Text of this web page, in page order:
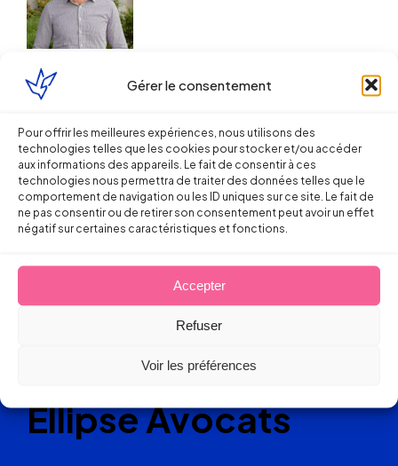
Gérer le consentement
Pour offrir les meilleures expériences, nous utilisons des
technologies telles que les cookies pour stocker et/ou accéder
aux informations des appareils. Le fait de consentir à ces
technologies nous permettra de traiter des données telles que le
comportement de navigation ou les ID uniques sur ce site. Le fait de
ne pas consentir ou de retirer son consentement peut avoir un effet
négatif sur certaines caractéristiques et fonctions.
Accepter
Refuser
Voir les préférences
Droit du Travail
cinématographique est étendue !
Quelles conséquences pour les
employeurs ?
Ellipse Avocats